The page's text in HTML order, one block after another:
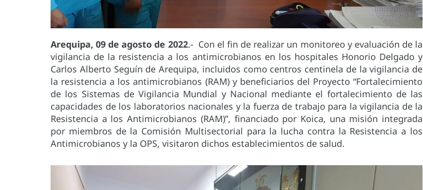
Arequipa, 09 de agosto de 2022.- Con el fin de realizar un monitoreo y evaluación de la
vigilancia de la resistencia a los antimicrobianos en los hospitales Honorio Delgado y
Carlos Alberto Seguín de Arequipa, incluidos como centros centinela de la vigilancia de
la resistencia a los antimicrobianos (RAM) y beneficiarios del Proyecto “Fortalecimiento
de los Sistemas de Vigilancia Mundial y Nacional mediante el fortalecimiento de las
capacidades de los laboratorios nacionales y la fuerza de trabajo para la vigilancia de la
Resistencia a los Antimicrobianos (RAM)”, financiado por Koica, una misión integrada
por miembros de la Comisión Multisectorial para la lucha contra la Resistencia a los
Antimicrobianos y la OPS, visitaron dichos establecimientos de salud.